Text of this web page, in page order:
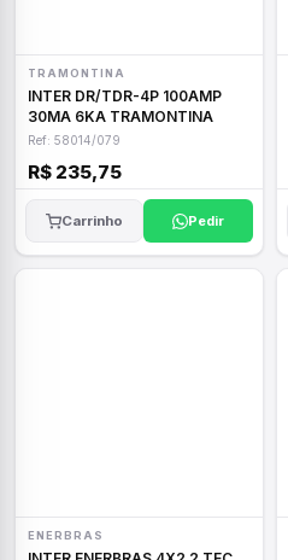
TRAMONTINA
INTER DR/TDR-4P 100AMP
30MA 6KA TRAMONTINA
Ref: 58014/079
R$ 235,75
Carrinho Pedir
ENERBRAS